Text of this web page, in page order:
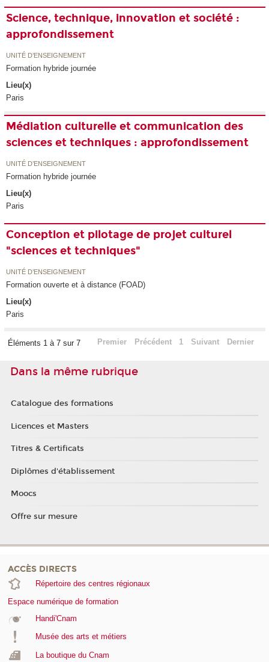
Science, technique, innovation et société :
approfondissement
UNITÉ D’ENSEIGNEMENT
Formation hybride journée
Lieu(x)
Paris
Médiation culturelle et communication des
sciences et techniques : approfondissement
UNITÉ D’ENSEIGNEMENT
Formation hybride journée
Lieu(x)
Paris
Conception et pilotage de projet culturel
"sciences et techniques"
UNITÉ D’ENSEIGNEMENT
Formation ouverte et à distance (FOAD)
Lieu(x)
Paris
Éléments 1 à 7 sur 7 Premier Précédent 1 Suivant Dernier
Dans la même rubrique
Catalogue des formations
Licences et Masters
Titres & Certificats
Diplômes d'établissement
Moocs
Offre sur mesure
ACCÈS DIRECTS
Répertoire des centres régionaux
Espace numérique de formation
Handi'Cnam
Musée des arts et métiers
La boutique du Cnam